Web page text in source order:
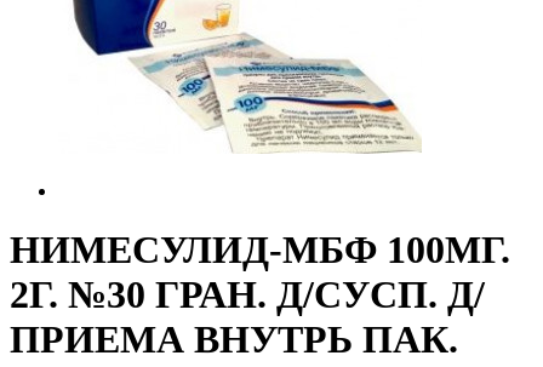
НИМЕСУЛИД-МБФ 100МГ.
2Г. №30 ГРАН. Д/СУСП. Д/
ПРИЕМА ВНУТРЬ ПАК.